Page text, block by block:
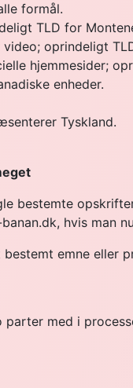
formål.
TLD for
oprindeligt
hjemmesider;
enheder.
Tyskland.
bestemte
hvis man
emne eller
med i